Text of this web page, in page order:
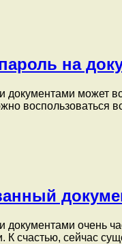
на
документами может
воспользоваться
документами очень
К счастью, сейчас